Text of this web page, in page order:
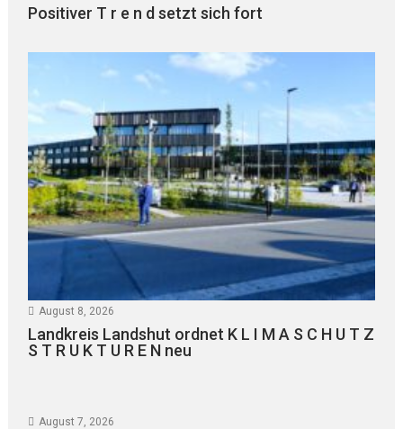
Positiver T r e n d setzt sich fort
August 8, 2026
Landkreis Landshut ordnet K L I M A S C H U T Z
S T R U K T U R E N neu
August 7, 2026